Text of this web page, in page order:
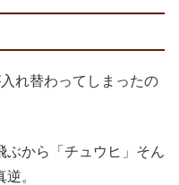
れ替わってしまったの
ぶから「チュウヒ」そん
。